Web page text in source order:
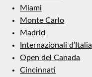
Miami
Monte Carlo
Madrid
Internazionali d’Italia
Open del Canada
Cincinnati